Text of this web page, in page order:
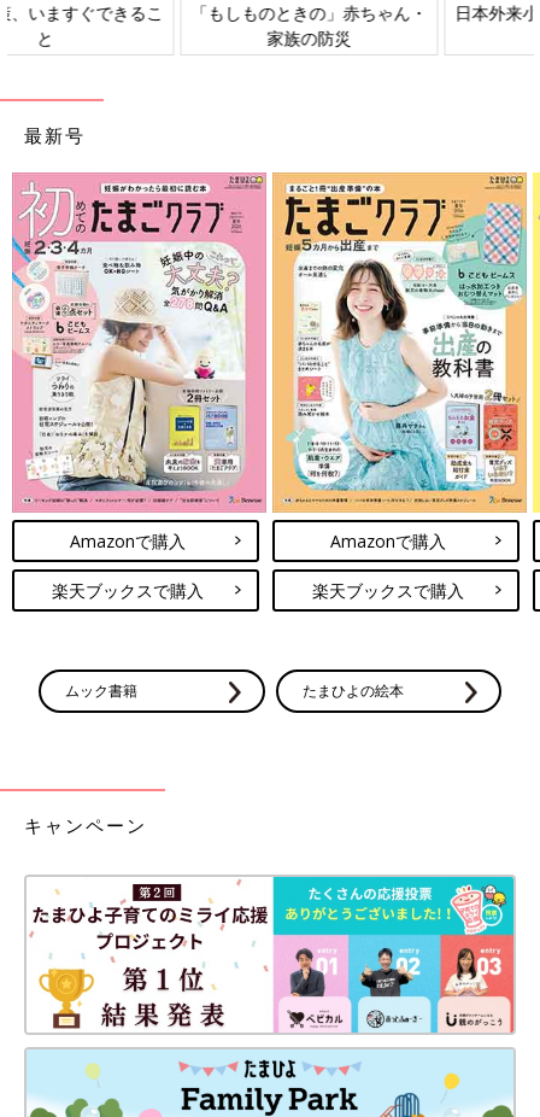
日本外来小児科学会リーフレッ
六星占術 細木かおりさんの人生
最新号
Amazonで購入
楽天ブックスで購入
Amazonで購入
楽天ブックスで購入
ムック書籍 たまひよの絵本
キャンペーン